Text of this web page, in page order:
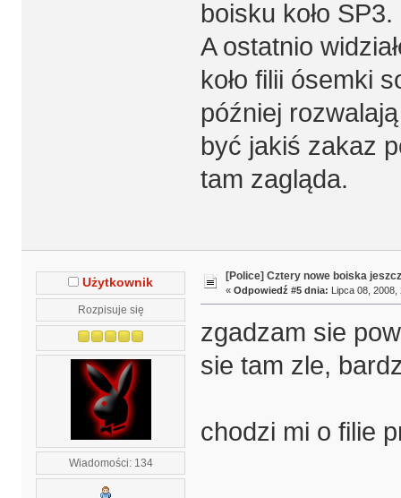
boisku koło SP3.
A ostatnio
koło filii ósemki
później
być jakiś zakaz
tam zagląda.
Użytkownik
Rozpisuje się
Wiadomości: 134
[Police] Cztery nowe boiska
« Odpowiedź #5 dnia: Lipca 08, 2008,
zgadzam sie
sie tam zle,
chodzi mi o filie